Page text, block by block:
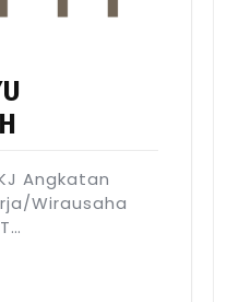
Angkatan
Wirausaha